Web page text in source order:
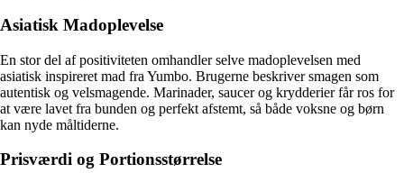
Asiatisk Madoplevelse
En stor del af positiviteten omhandler selve madoplevelsen med
asiatisk inspireret mad fra Yumbo. Brugerne beskriver smagen som
autentisk og velsmagende. Marinader, saucer og krydderier får ros for
at være lavet fra bunden og perfekt afstemt, så både voksne og børn
kan nyde måltiderne.
Prisværdi og Portionsstørrelse